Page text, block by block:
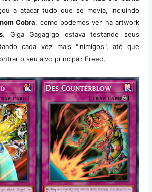
a atacar tudo que se movia, incluindo
Cobra, como podemos ver na artwork
. Giga Gagagigo estava testando seus
cada vez mais "inimigos", até que
o seu alvo principal: Freed.